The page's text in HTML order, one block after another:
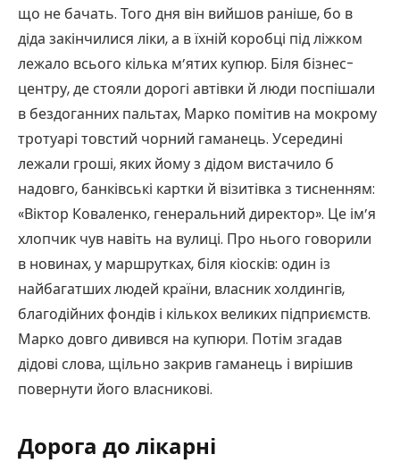
що не бачать. Того дня він вийшов раніше, бо в
діда закінчилися ліки, а в їхній коробці під ліжком
лежало всього кілька м’ятих купюр. Біля бізнес-
центру, де стояли дорогі автівки й люди поспішали
в бездоганних пальтах, Марко помітив на мокрому
тротуарі товстий чорний гаманець. Усередині
лежали гроші, яких йому з дідом вистачило б
надовго, банківські картки й візитівка з тисненням:
«Віктор Коваленко, генеральний директор». Це ім’я
хлопчик чув навіть на вулиці. Про нього говорили
в новинах, у маршрутках, біля кіосків: один із
найбагатших людей країни, власник холдингів,
благодійних фондів і кількох великих підприємств.
Марко довго дивився на купюри. Потім згадав
дідові слова, щільно закрив гаманець і вирішив
повернути його власникові.
Дорога до лікарні